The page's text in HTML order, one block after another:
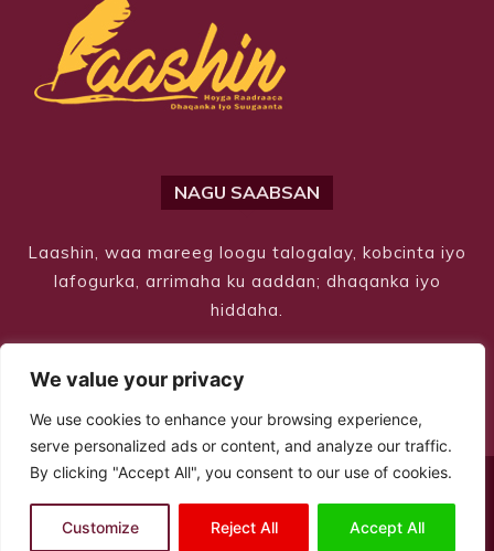
We value your privacy
We use cookies to enhance your browsing experience,
serve personalized ads or content, and analyze our traffic.
By clicking "Accept All", you consent to our use of cookies.
Customize Reject All Accept All
NAGU SAABSAN
Laashin, waa mareeg loogu talogalay, kobcinta iyo
lafogurka, arrimaha ku aaddan; dhaqanka iyo
hiddaha.
© Copyright 2026 – Laashin. All Rights Reserved